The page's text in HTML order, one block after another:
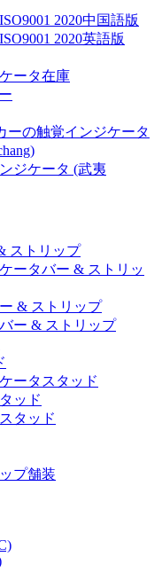
2020中国語版
2020英語版
ータ在庫
ーの触覚インジケータ
ジケータ (武夷
ストリップ
ータバー & ストリッ
& ストリップ
ー & ストリップ
ータスタッド
ッド
タッド
プ舗装